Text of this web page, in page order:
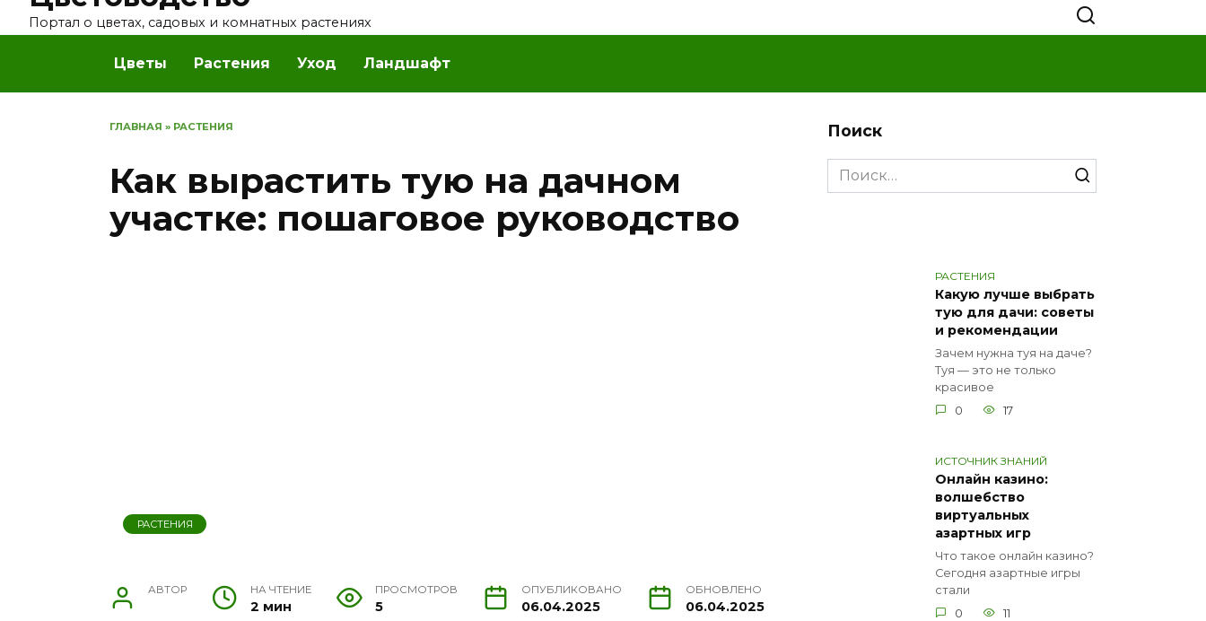
Перейти
к
Портал о цветах, садовых и комнатных растениях
Цветы Растения Уход Ландшафт
ГЛАВНАЯ » РАСТЕНИЯ
Как вырастить тую на дачном
участке: пошаговое руководство
РАСТЕНИЯ
АВТОР НА ЧТЕНИЕ
2 мин
ПРОСМОТРОВ
5
ОПУБЛИКОВАНО
06.04.2025
ОБНОВЛЕНО
06.04.2025
Поиск
Search
for:
РАСТЕНИЯ
Какую лучше выбрать
тую для дачи: советы
и рекомендации
Зачем нужна туя на даче?
Туя — это не только
красивое
0
17
ИСТОЧНИК ЗНАНИЙ
Онлайн казино:
волшебство
виртуальных
азартных игр
Что такое онлайн казино?
Сегодня азартные игры
стали
0
11